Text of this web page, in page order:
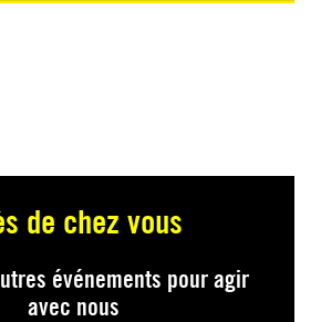
de chez vous
événements pour agir
avec nous